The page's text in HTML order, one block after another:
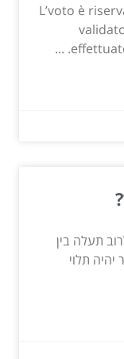
L’voto è
תעלה בין
תלוי